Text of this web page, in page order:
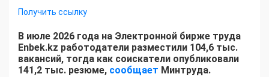
Получить ссылку
В июле 2026 года на Электронной бирже труда
Enbek.kz работодатели разместили 104,6 тыс.
вакансий, тогда как соискатели опубликовали
141,2 тыс. резюме, сообщает Минтруда.